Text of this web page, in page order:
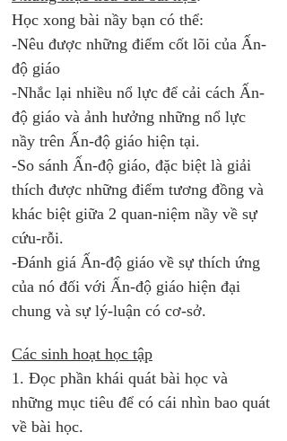
Học xong bài nầy bạn có thể:
-Nêu được những điểm cốt lõi của Ấn-
độ giáo
-Nhắc lại nhiều nổ lực để cải cách Ấn-
độ giáo và ảnh hưởng những nổ lực
nầy trên Ấn-độ giáo hiện tại.
-So sánh Ấn-độ giáo, đặc biệt là giải
thích được những điểm tương đồng và
khác biệt giữa 2 quan-niệm nầy về sự
cứu-rỗi.
-Đánh giá Ấn-độ giáo về sự thích ứng
của nó đối với Ấn-độ giáo hiện đại
chung và sự lý-luận có cơ-sở.
Các sinh hoạt học tập
1. Đọc phần khái quát bài học và
những mục tiêu để có cái nhìn bao quát
về bài học.